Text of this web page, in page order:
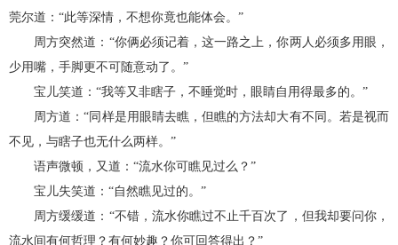
莞尔道：“此等深情，不想你竟也能体会。”
周方突然道：“你俩必须记着，这一路之上，你两人必须多用眼，
少用嘴，手脚更不可随意动了。”
宝儿笑道：“我等又非瞎子，不睡觉时，眼睛自用得最多的。”
周方道：“同样是用眼睛去瞧，但瞧的方法却大有不同。若是视而
不见，与瞎子也无什么两样。”
语声微顿，又道：“流水你可瞧见过么？”
宝儿失笑道：“自然瞧见过的。”
周方缓缓道：“不错，流水你瞧过不止千百次了，但我却要问你，
流水间有何哲理？有何妙趣？你可回答得出？”